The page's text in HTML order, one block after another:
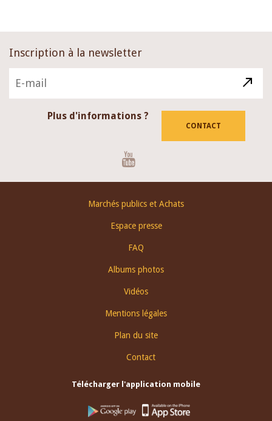
Inscription à la newsletter
Plus d'informations ?
CONTACT
Marchés publics et Achats
Espace presse
FAQ
Albums photos
Vidéos
Mentions légales
Plan du site
Contact
Télécharger l'application mobile